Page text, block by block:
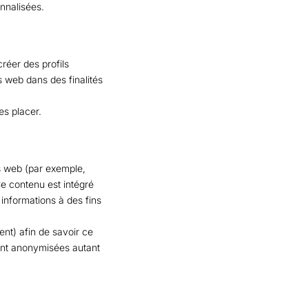
des profils
web dans des finalités
placer.
(par exemple,
contenu est intégré
à des fins
afin de savoir ce
anonymisées autant